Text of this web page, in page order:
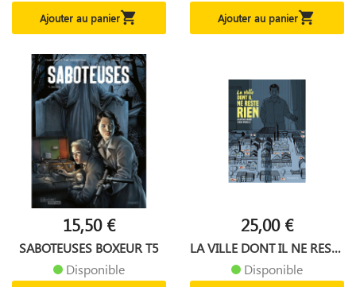
Ajouter au panier Ajouter au panier
15,50 €
SABOTEUSES BOXEUR T5
Disponible
25,00 €
LA VILLE DONT IL NE RESTE
RIEN
Disponible